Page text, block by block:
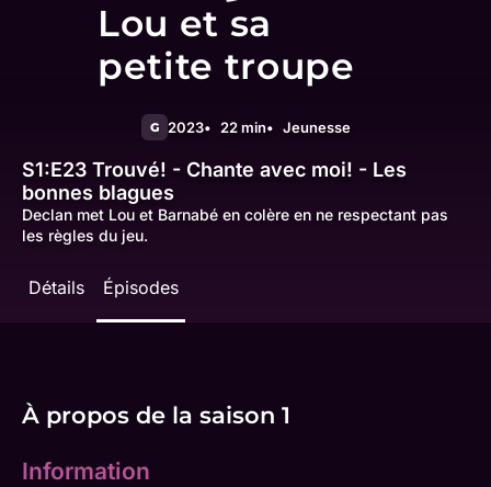
Lou et sa
petite troupe
G 2023 22 min Jeunesse
S1:E23 Trouvé! - Chante avec moi! - Les
bonnes blagues
Declan met Lou et Barnabé en colère en ne respectant pas
les règles du jeu.
Détails Épisodes
À propos de la saison 1
Information